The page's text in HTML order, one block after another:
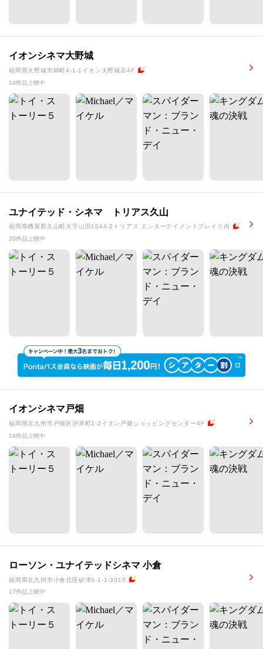
イオンシネマ大野城
福岡県大野城市錦町4-1-1イオン大野城店4F
14作品上映中
ユナイテッド・シネマ トリアス久山
福岡県糟屋郡久山町大字山田1044-2トリアス エンターテイメントプレイス内
20作品上映中
イオンシネマ戸畑
福岡県北九州市戸畑区汐井町2-2イオン戸畑ショッピングセンター4F
14作品上映中
ローソン・ユナイテッドシネマ 小倉
福岡県北九州市小倉北区砂津3-1-1-3010
17作品上映中